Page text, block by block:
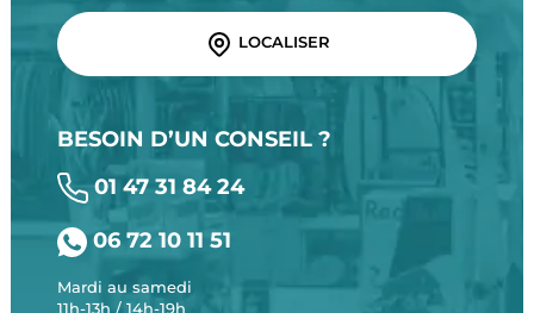
LOCALISER
BESOIN D’UN CONSEIL ?
01 47 31 84 24
06 72 10 11 51
Mardi au samedi
11h-13h / 14h-19h